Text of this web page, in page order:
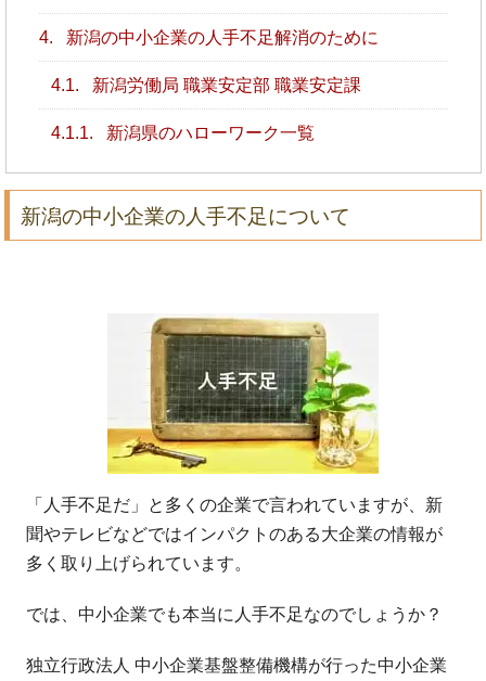
4. 新潟の中小企業の人手不足解消のために
4.1. 新潟労働局 職業安定部 職業安定課
4.1.1. 新潟県のハローワーク一覧
新潟の中小企業の人手不足について
「人手不足だ」と多くの企業で言われていますが、新
聞やテレビなどではインパクトのある大企業の情報が
多く取り上げられています。
では、中小企業でも本当に人手不足なのでしょうか？
独立行政法人 中小企業基盤整備機構が行った中小企業